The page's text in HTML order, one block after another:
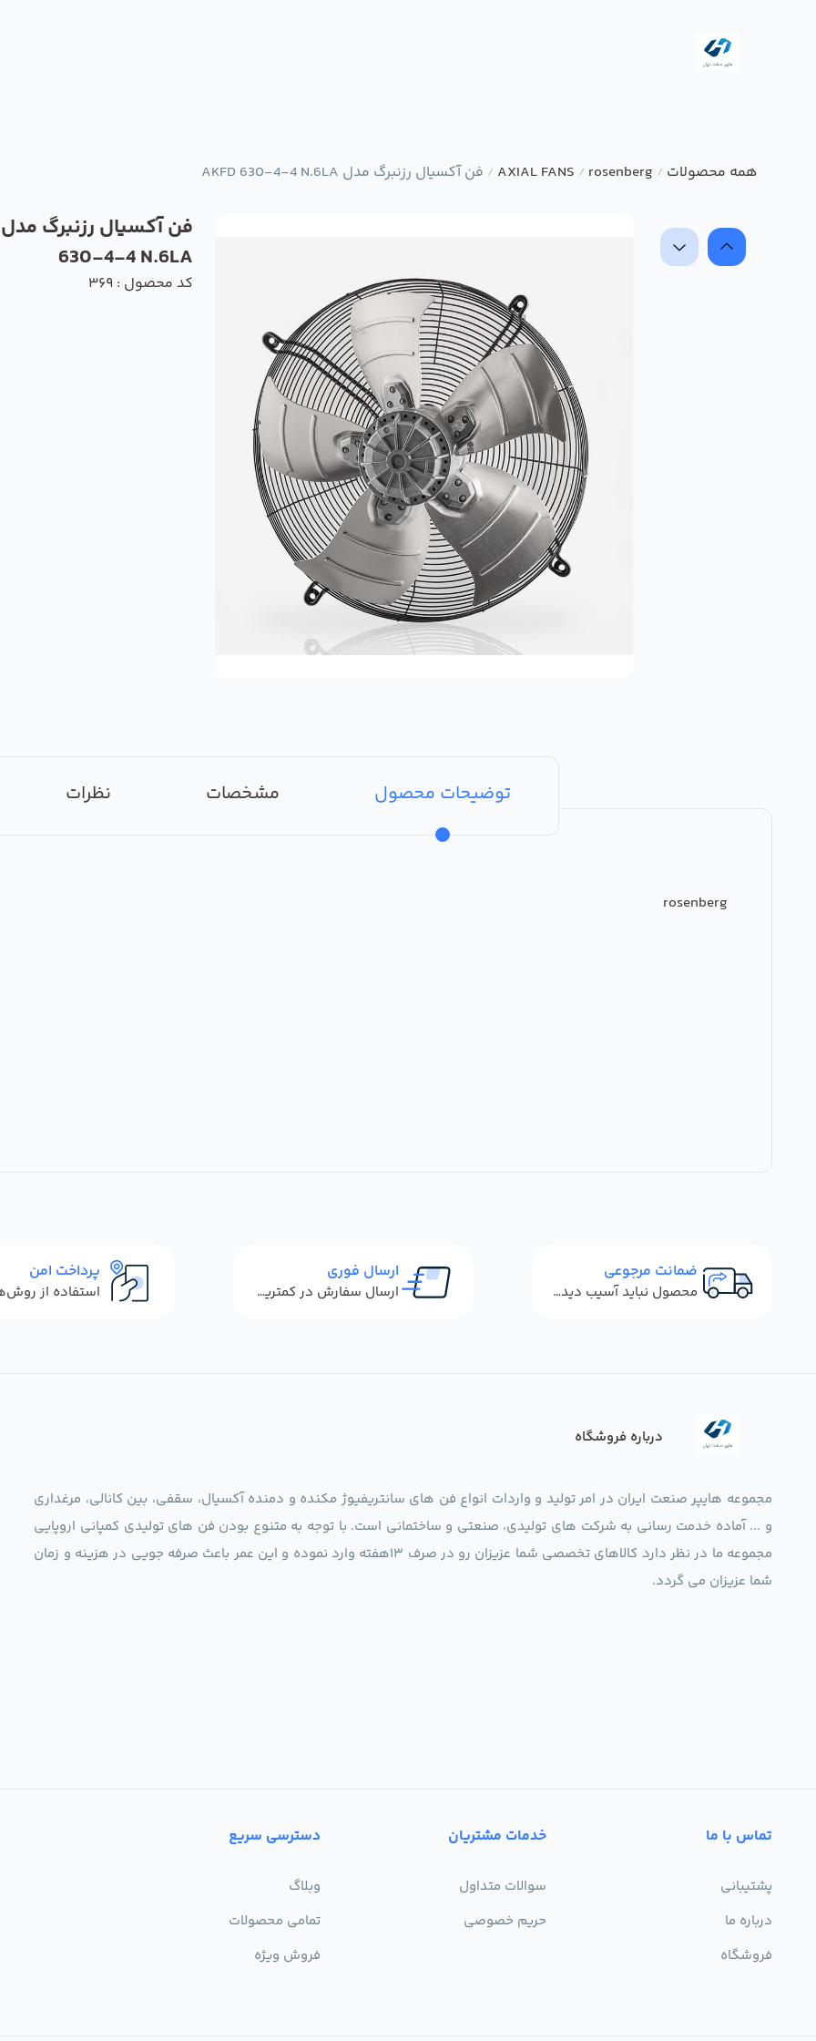
همه محصولات /
rosenberg
/
AXIAL FANS
/ فن آکسیال رزنبرگ مدل AKFD 630-4-4 N.6LA
630-4-4 N.6LA
کد محصول : 369
توضیحات محصول مشخصات نظرات
rosenberg
ضمانت مرجوعی
محصول نباید آسیب دیده باشد
ارسال فوری
ارسال سفارش در کمترین زمان ممکن
پرداخت امن
درباره فروشگاه
مجموعه هایپر صنعت ایران در امر تولید و واردات انواع فن های سانتریفیوژ مکنده و دمنده آکسیال، سقفی، بین کانالی، مرغداری
و ... آماده خدمت رسانی به شرکت های تولیدی، صنعتی و ساختمانی است. با توجه به متنوع بودن فن های تولیدی کمپانی اروپایی
مجموعه ما در نظر دارد کالاهای تخصصی شما عزیزان رو در صرف 13هفته وارد نموده و این عمر باعث صرفه جویی در هزینه و زمان
شما عزیزان می گردد.
تماس با ما
پشتیبانی
درباره ما
فروشگاه
خدمات مشتریان
سوالات متداول
حریم خصوصی
دسترسی سریع
وبلاگ
تمامی محصولات
فروش ویژه